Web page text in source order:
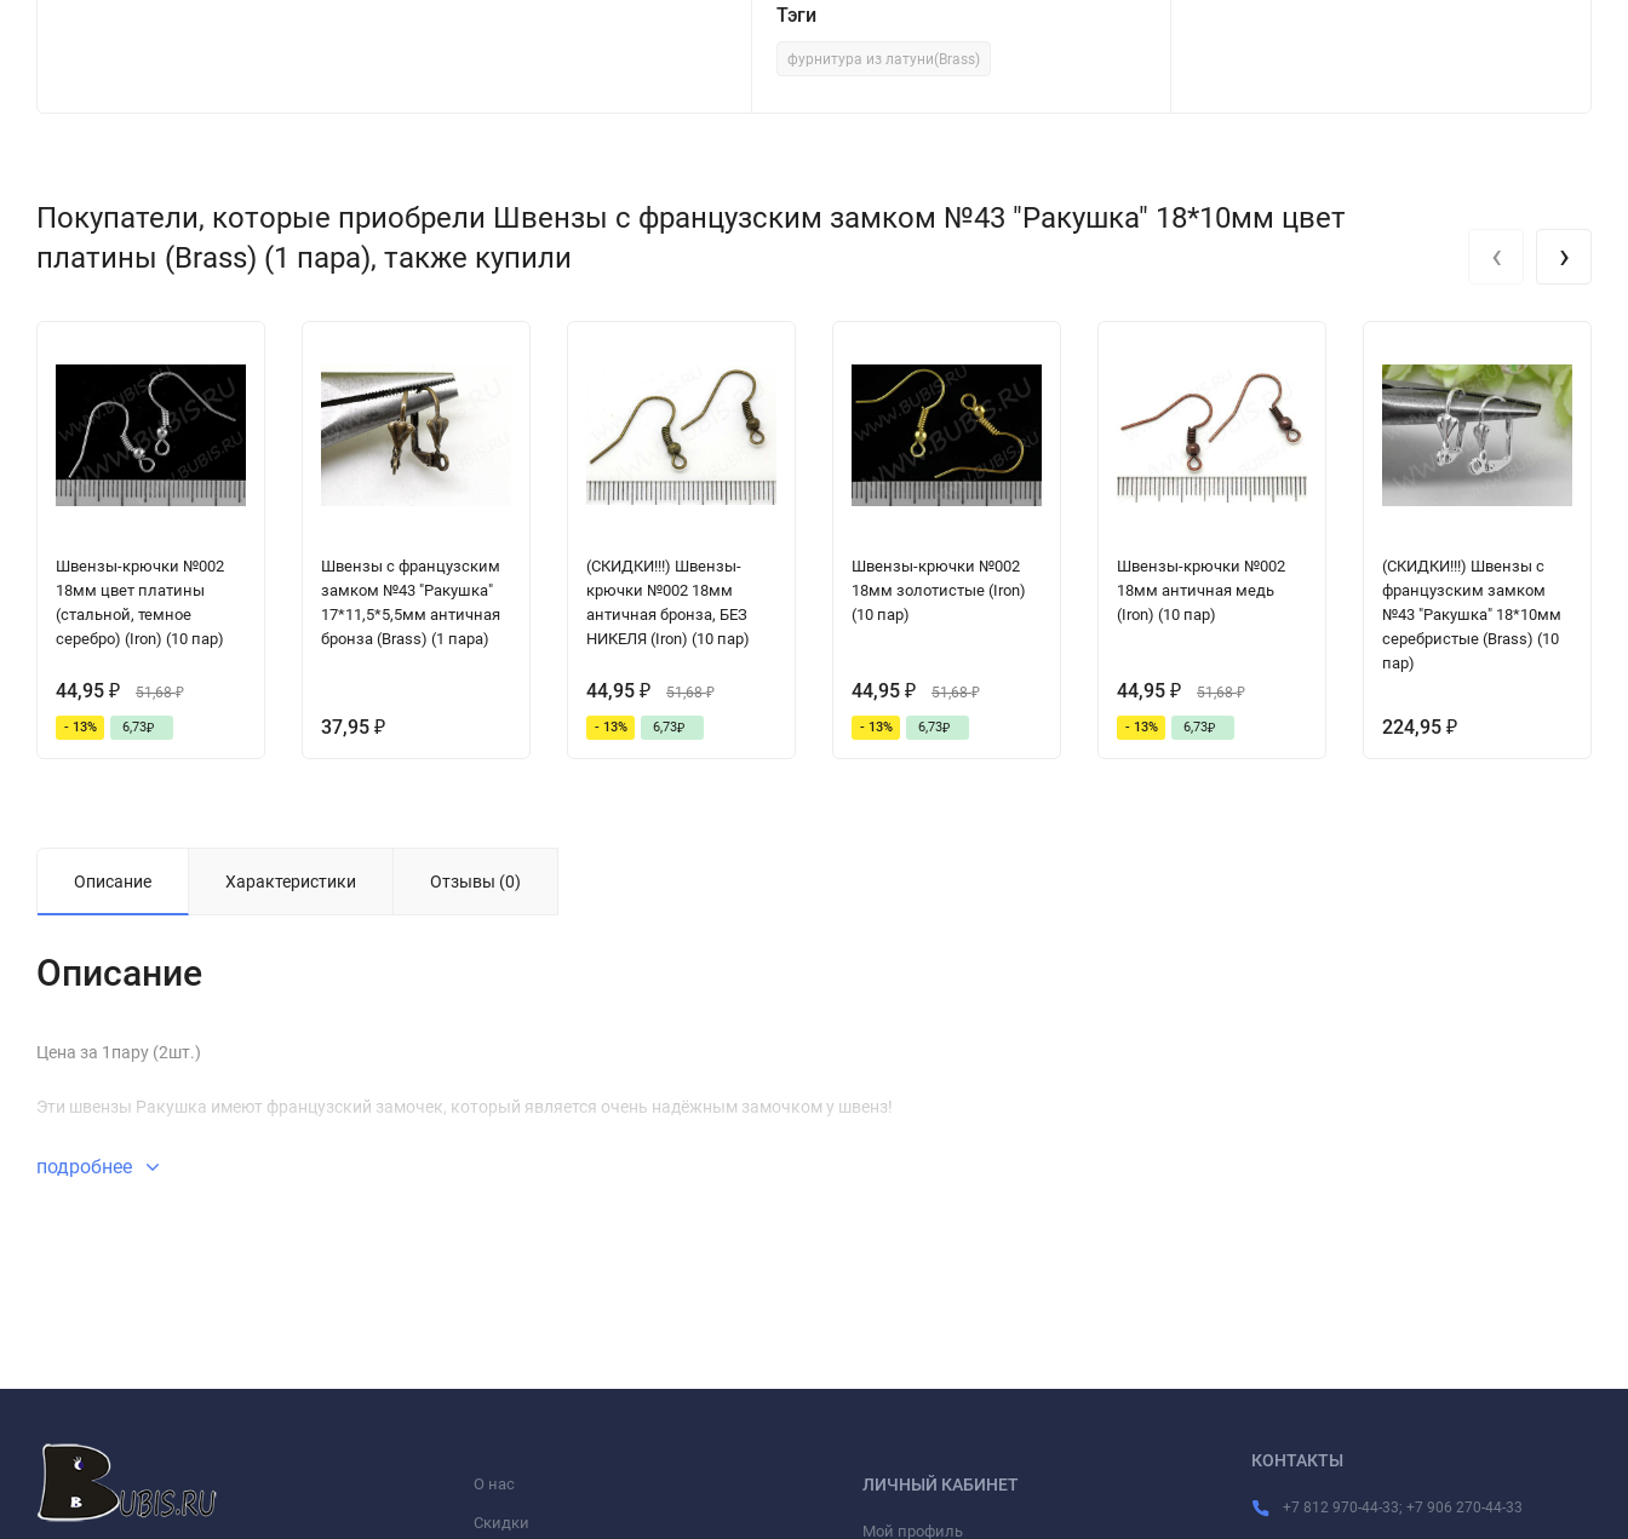
Тэги
фурнитура из латуни(Brass)
Покупатели, которые приобрели Швензы с французским замком №43 "Ракушка" 18*10мм цвет
платины (Brass) (1 пара), также купили
Швензы-крючки №002
18мм цвет платины
(стальной, темное
серебро) (Iron) (10 пар)
44,95 ₽ 51,68₽
- 13% 6,73₽
Швензы с французским
замком №43 "Ракушка"
17*11,5*5,5мм античная
бронза (Brass) (1 пара)
37,95 ₽
(СКИДКИ!!!) Швензы-
крючки №002 18мм
античная бронза, БЕЗ
НИКЕЛЯ (Iron) (10 пар)
44,95 ₽ 51,68₽
- 13% 6,73₽
Швензы-крючки №002
18мм золотистые (Iron)
(10 пар)
44,95 ₽ 51,68₽
- 13% 6,73₽
Швензы-крючки №002
18мм античная медь
(Iron) (10 пар)
44,95 ₽ 51,68₽
- 13% 6,73₽
(СКИДКИ!!!) Швензы с
французским замком
№43 "Ракушка" 18*10мм
серебристые (Brass) (10
пар)
224,95 ₽
‹ ›
Описание Характеристики Отзывы (0)
Описание
Цена за 1пару (2шт.)
Эти швензы Ракушка имеют французский замочек, который является очень надёжным замочком у швенз!
подробнее
О нас
Скидки
ЛИЧНЫЙ КАБИНЕТ
Мой профиль
КОНТАКТЫ
+7 812 970-44-33; +7 906 270-44-33